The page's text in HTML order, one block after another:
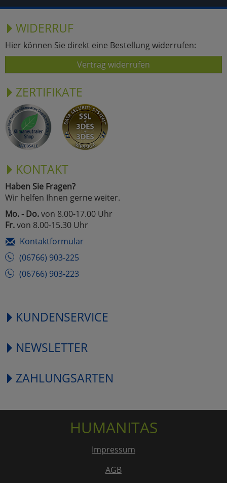
WIDERRUF
Hier können Sie direkt eine Bestellung widerrufen:
Vertrag widerrufen
ZERTIFIKATE
KONTAKT
Haben Sie Fragen?
Wir helfen Ihnen gerne weiter.
Mo. - Do.von 8.00-17.00 Uhr
Fr.von 8.00-15.30 Uhr
Kontaktformular
(06766) 903-225
(06766) 903-223
KUNDENSERVICE
NEWSLETTER
ZAHLUNGSARTEN
HUMANITAS
Impressum
AGB